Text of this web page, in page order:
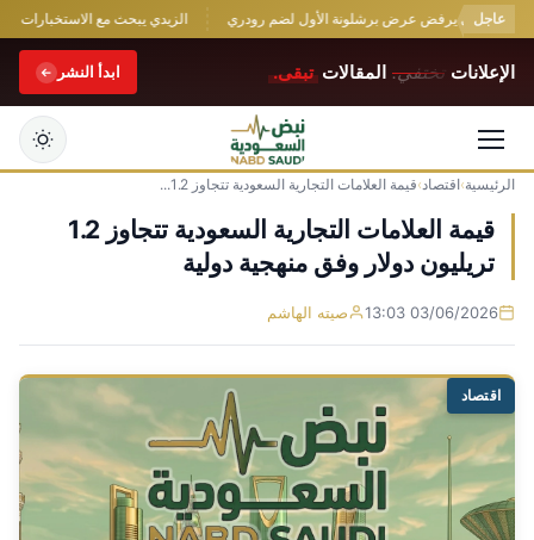
عاجل
سيتي يرفض عرض برشلونة الأول لضم رودري الزيدي يبحث مع الاستخبارات
الإعلانات تختفي. المقالات تبقى. ابدأ النشر
التجاوز
إلى
المحتوى
الرئيسية›اقتصاد›قيمة العلامات التجارية السعودية تتجاوز 1.2...
قيمة العلامات التجارية السعودية تتجاوز 1.2
تريليون دولار وفق منهجية دولية
03/06/2026 13:03 صيته الهاشم
اقتصاد